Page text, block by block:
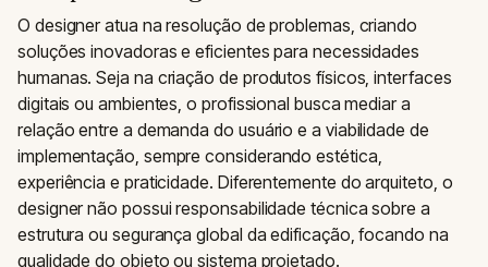
O designer atua na resolução de problemas, criando
soluções inovadoras e eficientes para necessidades
humanas. Seja na criação de produtos físicos, interfaces
digitais ou ambientes, o profissional busca mediar a
relação entre a demanda do usuário e a viabilidade de
implementação, sempre considerando estética,
experiência e praticidade. Diferentemente do arquiteto, o
designer não possui responsabilidade técnica sobre a
estrutura ou segurança global da edificação, focando na
qualidade do objeto ou sistema projetado.